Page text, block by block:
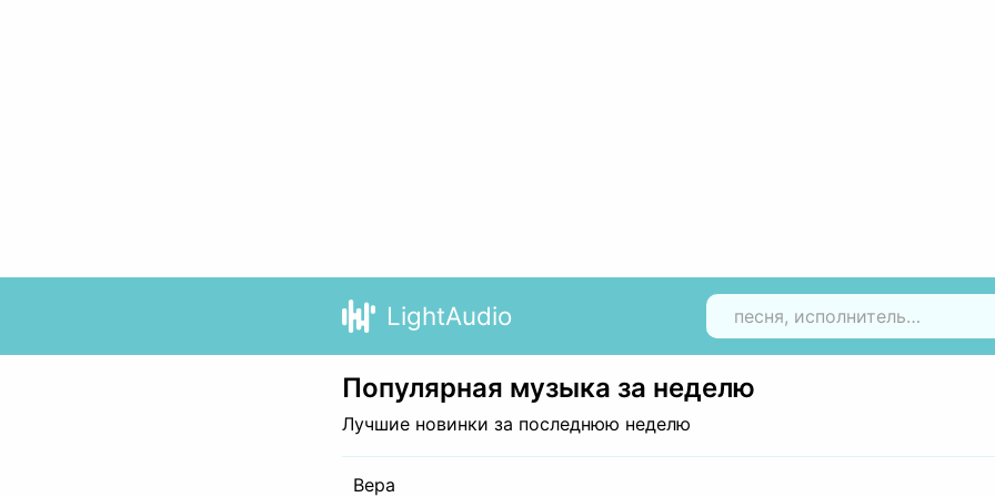
LightAudio
Популярная музыка за неделю
Лучшие новинки за последнюю неделю
Вера